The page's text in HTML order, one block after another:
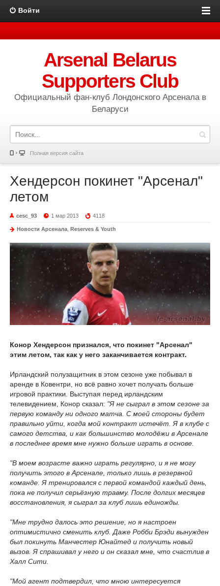
Войти
Arsenal Belarus
Supporters Club
Официальный фан-клуб Лондонского Арсенала в
Беларуси
Полная версия сайта
Хендерсон покинет "Арсенал"
летом
cesc_93 1 мар 2013 4118
Новости Арсенала Reserves & Youth
Конор Хендерсон признался, что покинет "Арсенал"
этим летом, так как у него заканчивается контракт.
Ирландский полузащитник в этом сезоне уже побывал в
аренде в Ковентри, но всё равно хочет получать больше
игровой практики. Выступая перед ирландским
телевидением, Конор сказал: "Я не сыграл в этом сезоне за
первую команду ни одного матча. С моей стороны будет
правильно уйти, когда мой контракт истечёт. Я в клубе с
самого детства, и как большинство молодёжи в Арсенале
в последнее время мне нужно больше играть в основе.
"В моем возрасте важно играть регулярно, и я не могу
получить этого в Арсенале, только лишь в резервной
команде. Я тренировался с первой командой каждый день,
пока не получил серьёзную травму. После долгих месяцев
восстановления, я сыграл за клуб лишь единожды.
"Мне трудно далось это решение, но я настроен
оптимистично сменить клуб. Даже Робби Брэди вынужден
был покинуть Манчестер Юнайтед и получить новый
вызов. Я спрашивал у него и он сказал мне, что счастлив в
Халл Сити.
"Мой агент подтвердил, что мною интересуется